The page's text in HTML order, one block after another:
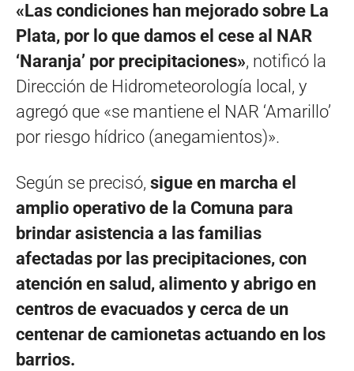
«Las condiciones han mejorado sobre La
Plata, por lo que damos el cese al NAR
‘Naranja’ por precipitaciones», notificó la
Dirección de Hidrometeorología local, y
agregó que «se mantiene el NAR ‘Amarillo’
por riesgo hídrico (anegamientos)».
Según se precisó, sigue en marcha el
amplio operativo de la Comuna para
brindar asistencia a las familias
afectadas por las precipitaciones, con
atención en salud, alimento y abrigo en
centros de evacuados y cerca de un
centenar de camionetas actuando en los
barrios.